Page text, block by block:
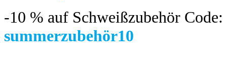
-10 % auf Schweißzubehör Code:
summerzubehör10